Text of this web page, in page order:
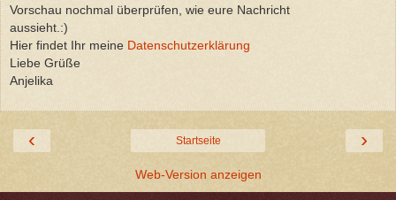
Vorschau nochmal überprüfen, wie eure Nachricht
aussieht.:)
Hier findet Ihr meine Datenschutzerklärung
Liebe Grüße
Anjelika
‹ ›
Startseite
Web-Version anzeigen